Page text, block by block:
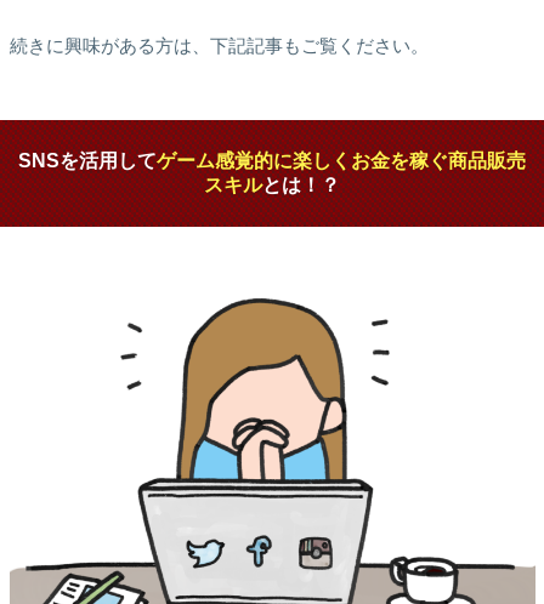
続きに興味がある方は、下記記事もご覧ください。
SNSを活用してゲーム感覚的に楽しくお金を稼ぐ商品販売
スキルとは！？